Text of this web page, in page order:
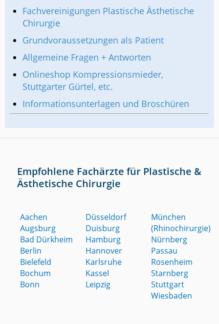
Fachvereinigungen Plastische Ästhetische
Chirurgie
Grundvoraussetzungen als Patient
Allgemeine Fragen + Antworten
Onlineshop Kompressionsmieder,
Stuttgarter Gürtel, etc.
Informationsunterlagen und Broschüren
Empfohlene Fachärzte für Plastische &
Ästhetische Chirurgie
Aachen
Augsburg
Bad Dürkheim
Berlin
Bielefeld
Bochum
Bonn
Düsseldorf
Duisburg
Hamburg
Hannover
Karlsruhe
Kassel
Leipzig
München
(Rhinochirurgie)
Nürnberg
Passau
Rosenheim
Starnberg
Stuttgart
Wiesbaden